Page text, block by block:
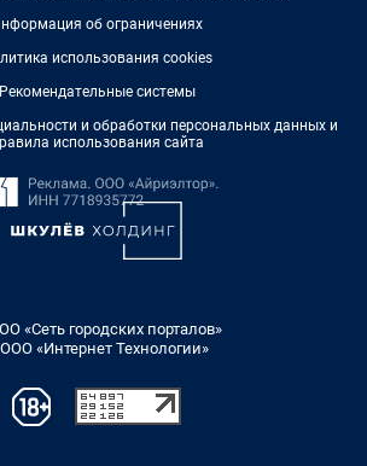
об ограничениях
использования cookies
Рекомендательные системы
и обработки персональных данных и
использования сайта
«Сеть городских порталов»
«Интернет Технологии»